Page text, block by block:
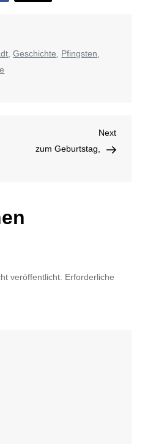
,Geschichte, Pfingsten,
Next
Post
Next
zum Geburtstag,
veröffentlicht. Erforderliche